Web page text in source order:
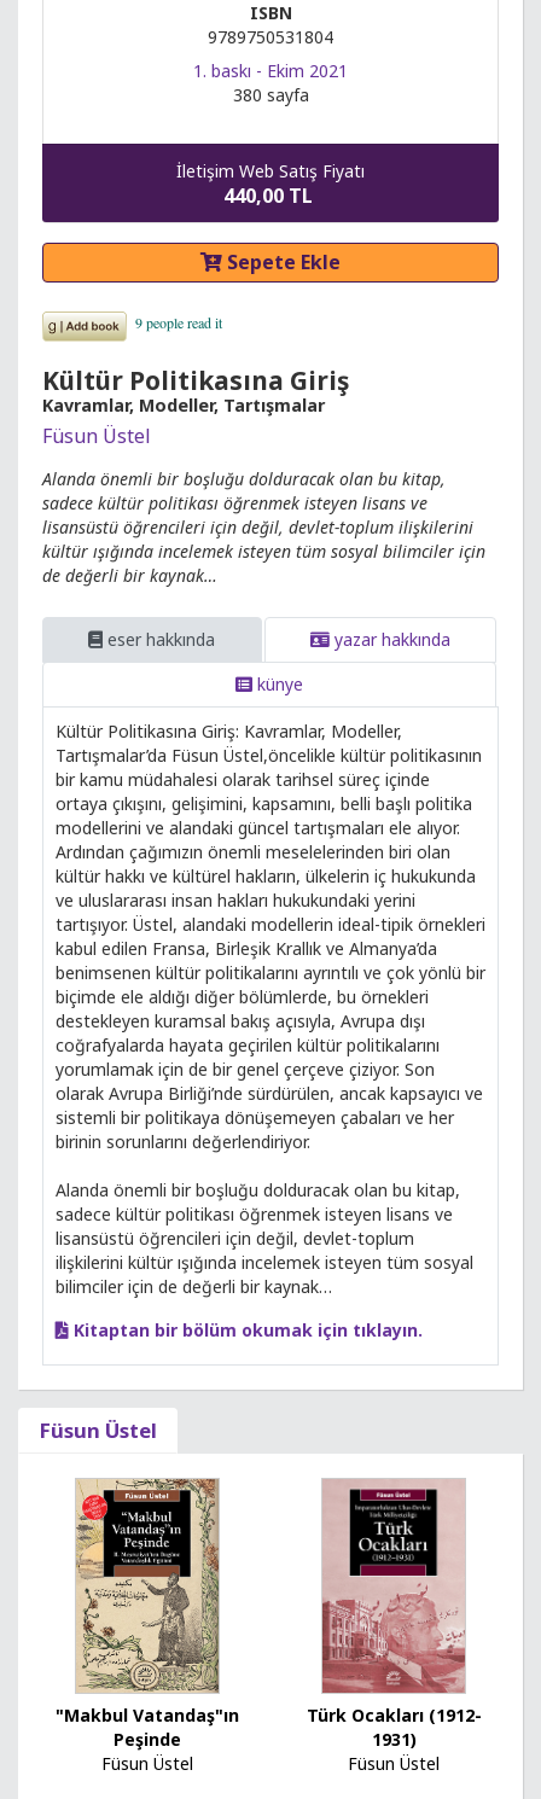
ISBN
9789750531804
1. baskı - Ekim 2021
380 sayfa
İletişim Web Satış Fiyatı
440,00 TL
Sepete Ekle
Kültür Politikasına Giriş
Kavramlar, Modeller, Tartışmalar
Füsun Üstel
Alanda önemli bir boşluğu dolduracak olan bu kitap,
sadece kültür politikası öğrenmek isteyen lisans ve
lisansüstü öğrencileri için değil, devlet-toplum ilişkilerini
kültür ışığında incelemek isteyen tüm sosyal bilimciler için
de değerli bir kaynak…
eser hakkında
yazar hakkında
künye
Kültür Politikasına Giriş: Kavramlar, Modeller,
Tartışmalar’da Füsun Üstel,öncelikle kültür politikasının
bir kamu müdahalesi olarak tarihsel süreç içinde
ortaya çıkışını, gelişimini, kapsamını, belli başlı politika
modellerini ve alandaki güncel tartışmaları ele alıyor.
Ardından çağımızın önemli meselelerinden biri olan
kültür hakkı ve kültürel hakların, ülkelerin iç hukukunda
ve uluslararası insan hakları hukukundaki yerini
tartışıyor. Üstel, alandaki modellerin ideal-tipik örnekleri
kabul edilen Fransa, Birleşik Krallık ve Almanya’da
benimsenen kültür politikalarını ayrıntılı ve çok yönlü bir
biçimde ele aldığı diğer bölümlerde, bu örnekleri
destekleyen kuramsal bakış açısıyla, Avrupa dışı
coğrafyalarda hayata geçirilen kültür politikalarını
yorumlamak için de bir genel çerçeve çiziyor. Son
olarak Avrupa Birliği’nde sürdürülen, ancak kapsayıcı ve
sistemli bir politikaya dönüşemeyen çabaları ve her
birinin sorunlarını değerlendiriyor.
Alanda önemli bir boşluğu dolduracak olan bu kitap,
sadece kültür politikası öğrenmek isteyen lisans ve
lisansüstü öğrencileri için değil, devlet-toplum
ilişkilerini kültür ışığında incelemek isteyen tüm sosyal
bilimciler için de değerli bir kaynak…
Kitaptan bir bölüm okumak için tıklayın.
Füsun Üstel
"Makbul Vatandaş"ın
Peşinde
Füsun Üstel
Türk Ocakları (1912-
1931)
Füsun Üstel